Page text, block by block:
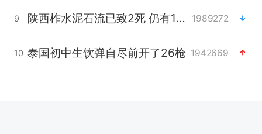
9 陕西柞水泥石流已致2死 仍有1人失联 1989272
10 泰国初中生饮弹自尽前开了26枪 1942669